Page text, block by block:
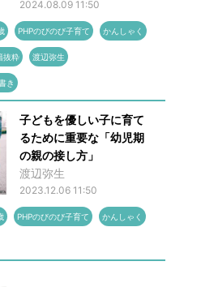
2024.08.09 11:50
PHPのびのび子育て かんしゃく
抜粋 渡辺弥生
き
子どもを優しい子に育て
るために重要な「幼児期
の親の接し方」
渡辺弥生
2023.12.06 11:50
PHPのびのび子育て かんしゃく